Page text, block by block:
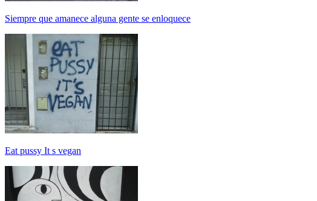
Siempre que amanece alguna gente se enloquece
Eat pussy It s vegan